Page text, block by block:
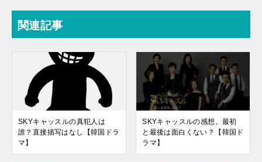
関連記事
SKYキャッスルの真犯人は
誰？直接描写はなし【韓国ドラ
マ】
SKYキャッスルの感想。最初
と最後は面白くない？【韓国ド
ラマ】